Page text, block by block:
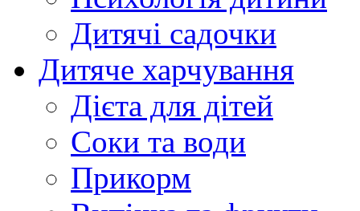
Дитячі садочки
Дитяче харчування
Дієта для дітей
Соки та води
Прикорм